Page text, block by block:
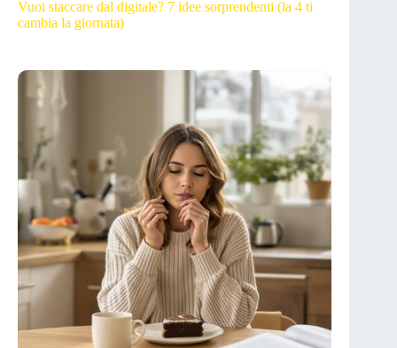
Vuoi staccare dal digitale? 7 idee sorprendenti (la 4 ti
cambia la giornata)